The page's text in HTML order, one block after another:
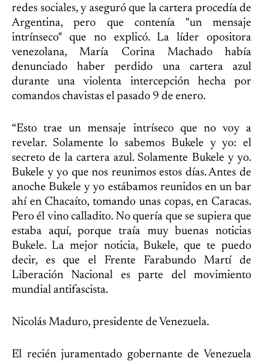
redes sociales, y aseguró que la cartera procedía de
Argentina, pero que contenía "un mensaje
intrínseco" que no explicó. La líder opositora
venezolana, María Corina Machado había
denunciado haber perdido una cartera azul
durante una violenta intercepción hecha por
comandos chavistas el pasado 9 de enero.
“Esto trae un mensaje intríseco que no voy a
revelar. Solamente lo sabemos Bukele y yo: el
secreto de la cartera azul. Solamente Bukele y yo.
Bukele y yo que nos reunimos estos días. Antes de
anoche Bukele y yo estábamos reunidos en un bar
ahí en Chacaíto, tomando unas copas, en Caracas.
Pero él vino calladito. No quería que se supiera que
estaba aquí, porque traía muy buenas noticias
Bukele. La mejor noticia, Bukele, que te puedo
decir, es que el Frente Farabundo Martí de
Liberación Nacional es parte del movimiento
mundial antifascista.
Nicolás Maduro, presidente de Venezuela.
El recién juramentado gobernante de Venezuela